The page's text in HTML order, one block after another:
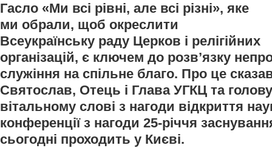
Гасло «Ми всі рівні, але всі різні», яке
ми обрали, щоб окреслити
Всеукраїнську раду Церков і релігійних
організацій, є ключем до розв’язку
служіння на спільне благо. Про це
Святослав, Отець і Глава УГКЦ та
вітальному слові з нагоди відкриття
конференції з нагоди 25-річчя
сьогодні проходить у Києві.